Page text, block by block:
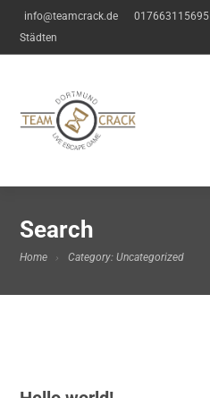
info@teamcrack.de 017663115695
Städten
Search
Home Category: Uncategorized